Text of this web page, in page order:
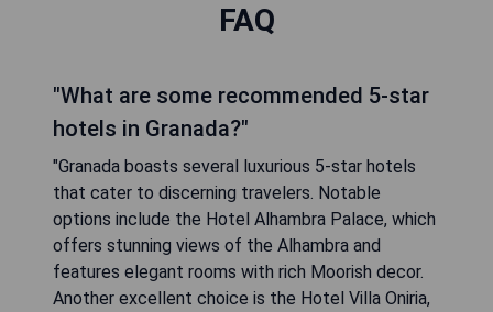
FAQ
"What are some recommended 5-star
hotels in Granada?"
"Granada boasts several luxurious 5-star hotels
that cater to discerning travelers. Notable
options include the Hotel Alhambra Palace, which
offers stunning views of the Alhambra and
features elegant rooms with rich Moorish decor.
Another excellent choice is the Hotel Villa Oniria,